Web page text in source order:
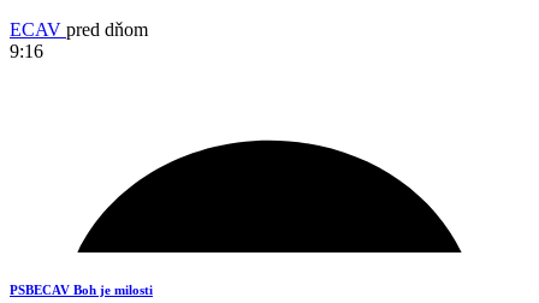
13
ECAV pred dňom
9:16
PSBECAV Boh je milosti